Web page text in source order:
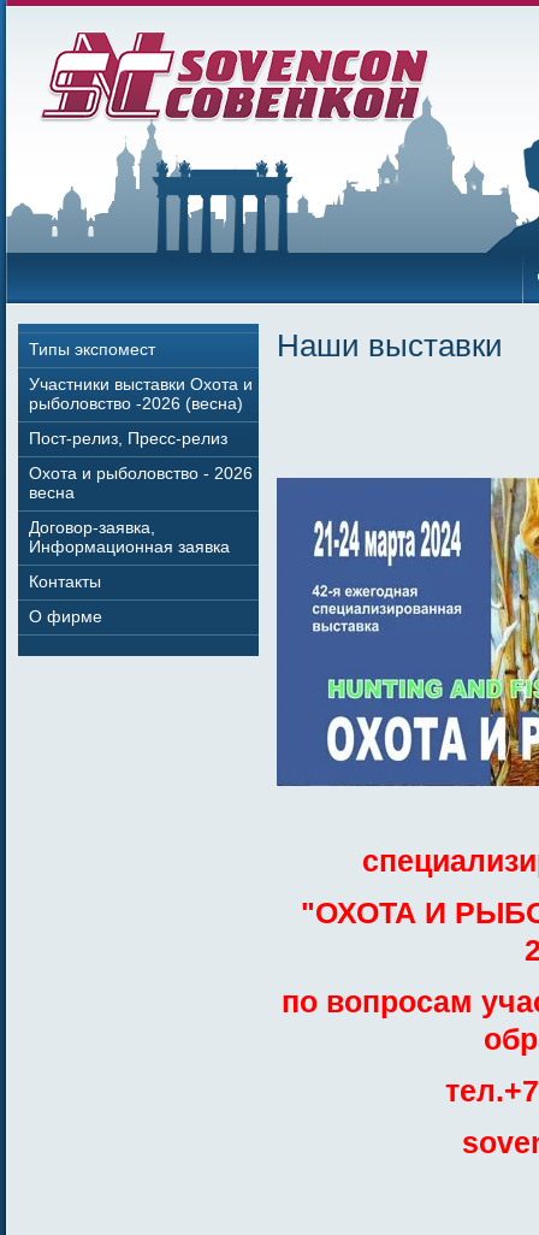
Наши выставки
"ОХОТА И
по вопросам
Типы экспомест
Участники выставки Охота и
рыболовство -2026 (весна)
Пост-релиз, Пресс-релиз
Охота и рыболовство - 2026
весна
Договор-заявка,
Информационная заявка
Контакты
О фирме